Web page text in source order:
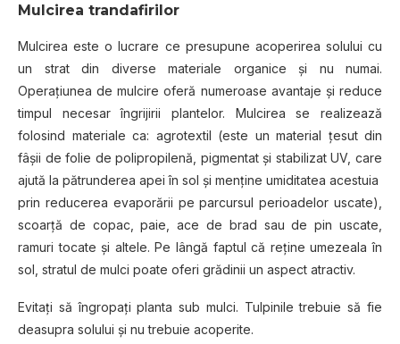
Mulcirea trandafirilor
Mulcirea este o lucrare ce presupune acoperirea solului cu
un strat din diverse materiale organice şi nu numai.
Operaţiunea de mulcire oferă numeroase avantaje şi reduce
timpul necesar îngrijirii plantelor. Mulcirea se realizează
folosind materiale ca: agrotextil (este un material ţesut din
fâşii de folie de polipropilenă, pigmentat şi stabilizat UV, care
ajută la pătrunderea apei în sol şi menţine umiditatea acestuia
prin reducerea evaporării pe parcursul perioadelor uscate),
scoarţă de copac, paie, ace de brad sau de pin uscate,
ramuri tocate şi altele. Pe lângă faptul că reţine umezeala în
sol, stratul de mulci poate oferi grădinii un aspect atractiv.
Evitați să îngropaţi planta sub mulci. Tulpinile trebuie să fie
deasupra solului şi nu trebuie acoperite.